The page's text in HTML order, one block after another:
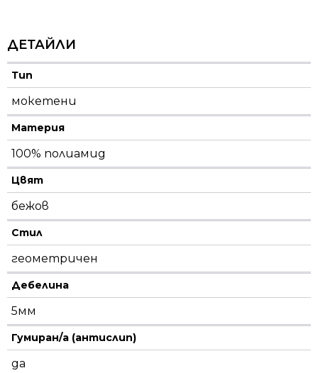
ДЕТАЙЛИ
Тип
мокетени
Материя
100% полиамид
Цвят
бежов
Стил
геометричен
Дебелина
5мм
Гумиран/а (антислип)
да